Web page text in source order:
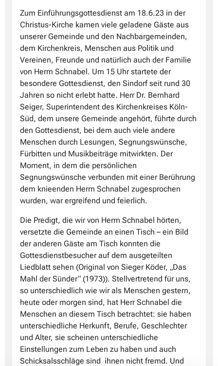
Zum Einführungsgottesdienst am 18.6.23 in der
Christus-Kirche kamen viele geladene Gäste aus
unserer Gemeinde und den Nachbargemeinden,
dem Kirchenkreis, Menschen aus Politik und
Vereinen, Freunde und natürlich auch der Familie
von Herrn Schnabel. Um 15 Uhr startete der
besondere Gottesdienst, den Sindorf seit rund 30
Jahren so nicht erlebt hatte. Herr Dr. Bernhard
Seiger, Superintendent des Kirchenkreises Köln-
Süd, dem unsere Gemeinde angehört, führte durch
den Gottesdienst, bei dem auch viele andere
Menschen durch Lesungen, Segnungswünsche,
Fürbitten und Musikbeiträge mitwirkten. Der
Moment, in dem die persönlichen
Segnungswünsche verbunden mit einer Berührung
dem knieenden Herrn Schnabel zugesprochen
wurden, war ergreifend und feierlich.
Die Predigt, die wir von Herrn Schnabel hörten,
versetzte die Gemeinde an einen Tisch – ein Bild
der anderen Gäste am Tisch konnten die
Gottesdienstbesucher auf dem ausgeteilten
Liedblatt sehen (Original von Sieger Köder, „Das
Mahl der Sünder“ (1973)). Stellvertretend für uns,
so unterschiedlich wie wir als Menschen gestern,
heute oder morgen sind, hat Herr Schnabel die
Menschen an diesem Tisch betrachtet: sie haben
unterschiedliche Herkunft, Berufe, Geschlechter
und Alter, sie scheinen unterschiedliche
Einstellungen zum Leben zu haben und auch
Schicksalsschläge sind ihnen nicht fremd. Und